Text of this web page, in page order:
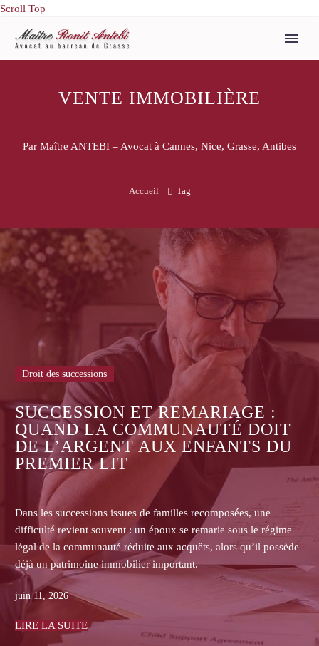
Scroll Top
VENTE IMMOBILIÈRE
Par Maître ANTEBI – Avocat à Cannes, Nice, Grasse, Antibes
Accueil Tag
:
Droit des successions
ASSURANCE-VIE : POURQUOI
LES ASSUREURS REFUSENT-
DE COMMUNIQUER LES
CONTRATS AUX HÉRITIERS
BÉNÉFICIAIRES ?
Dans les successions, les héritiers non bénéficiaires
assurance-vie se heurtent souvent au refus de l’assureur
transmettre le contrat, la clause bénéficiaire, l’historique
primes ou les pièces de gestion.
juin 08, 2026
LIRE LA SUITE